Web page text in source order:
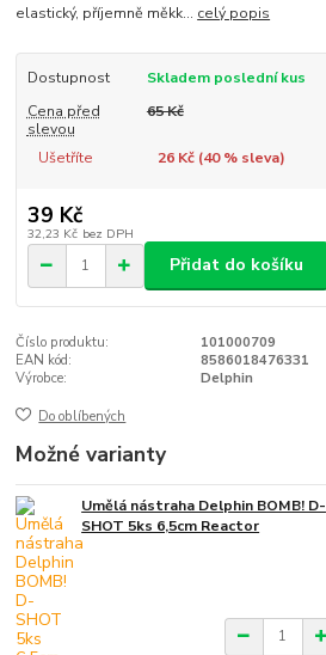
elastický, příjemně měkk... celý popis
Dostupnost
Skladem poslední kus
Cena před
slevou
65 Kč
Ušetříte 26 Kč (40% sleva)
39 Kč
32,23 Kč bez DPH
Přidat do košíku
Číslo produktu:
101000709
EAN kód:
8586018476331
Výrobce:
Delphin
Do oblíbených
Možné varianty
Umělá nástraha Delphin BOMB! D-
SHOT 5ks 6,5cm Reactor